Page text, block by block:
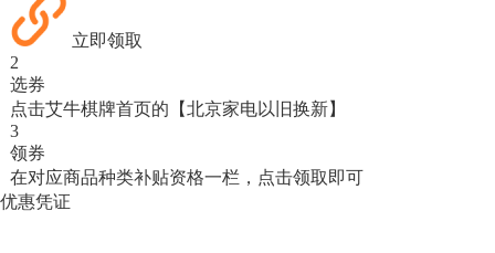
立即领取
2
选券
点击艾牛棋牌首页的【北京家电以旧换新】
3
领券
在对应商品种类补贴资格一栏，点击领取即可
优惠凭证